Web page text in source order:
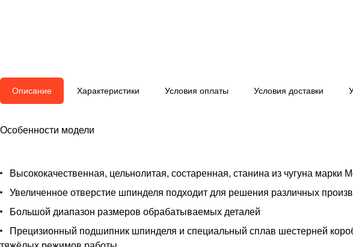
Описание Характеристики Условия оплаты Условия доставки
Особенности модели
Высококачественная, цельнолитая, состаренная, станина из чугуна марки
Увеличенное отверстие шпинделя подходит для решения различных
Большой диапазон размеров обрабатываемых деталей
Прецизионный подшипник шпинделя и специальный сплав шестерней